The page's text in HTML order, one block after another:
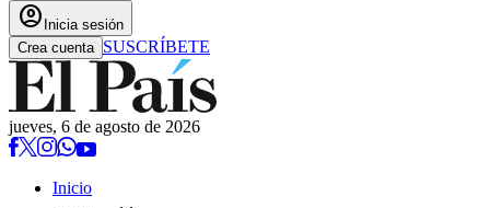
account_circle Inicia sesión
Crea cuenta SUSCRÍBETE
jueves, 6 de agosto de 2026
Inicio